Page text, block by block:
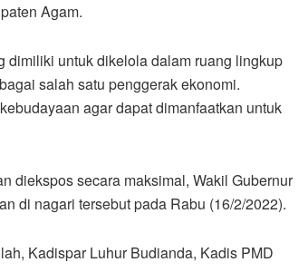
Agam.
dimiliki untuk dikelola dalam ruang lingkup
salah satu penggerak ekonomi.
agar dapat dimanfaatkan untuk
diekspos secara maksimal, Wakil Gubernur
di nagari tersebut pada Rabu (16/2/2022).
Kadispar Luhur Budianda, Kadis PMD